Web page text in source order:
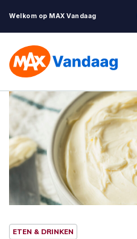
Welkom op MAX Vandaag
ETEN & DRINKEN